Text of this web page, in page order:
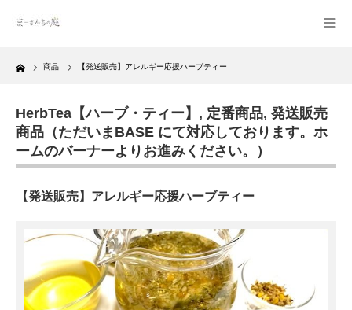
Home 商品 【発送販売】アレルギー応援ハーブティー
HerbTea【ハーブ・ティー】 , 定番商品, 発送販売
商品（ただいまBASE にて対応しております。ホ
ームのバーナーよりお進みください。）
【発送販売】アレルギー応援ハーブティー